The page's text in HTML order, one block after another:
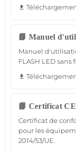
file_download
📘 Manuel
Manuel
FLASH LED sans
file_download
📘 Certificat
Certificat de
pour les
2014/53/UE.